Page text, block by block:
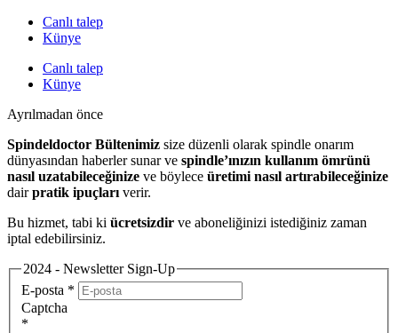
Canlı talep
Künye
Canlı talep
Künye
Ayrılmadan önce
Spindeldoctor Bültenimiz size düzenli olarak spindle onarım
dünyasından haberler sunar ve spindle’ınızın kullanım ömrünü
nasıl uzatabileceğinize ve böylece üretimi nasıl artırabileceğinize
dairpratik ipuçları verir.
Bu hizmet, tabi ki ücretsizdir ve aboneliğinizi istediğiniz zaman
iptal edebilirsiniz.
2024 - Newsletter Sign-Up
E-posta *
Captcha
*